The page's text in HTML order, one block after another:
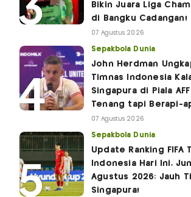
Bikin Juara Liga
di Bangku Cadangan!
07 Agustus 2026
Sepakbola Dunia
John Herdman
Timnas Indonesia
Singapura di Piala
Tenang tapi Berapi-
07 Agustus 2026
Sepakbola Dunia
Update Ranking FIFA
Indonesia Hari Ini,
Agustus 2026: Jauh
Singapura!